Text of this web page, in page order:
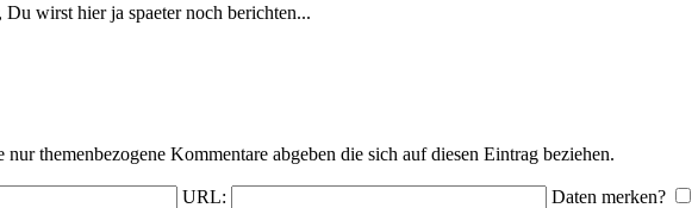
wirst hier ja spaeter noch berichten...
themenbezogene Kommentare abgeben die sich auf diesen Eintrag beziehen.
URL: Daten merken?